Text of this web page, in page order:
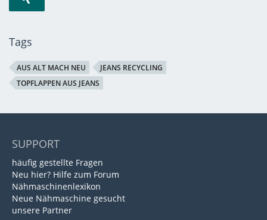
Tags
AUS ALT MACH NEU
JEANS RECYCLING
TOPFLAPPEN AUS JEANS
SUPPORT
häufig gestellte Fragen
Neu hier? Hilfe zum Forum
Nähmaschinenlexikon
Neue Nähmaschine gesucht
unsere Partner